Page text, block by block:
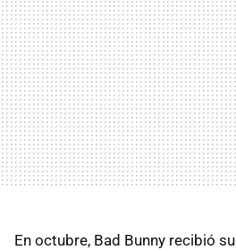
En octubre, Bad Bunny recibió su